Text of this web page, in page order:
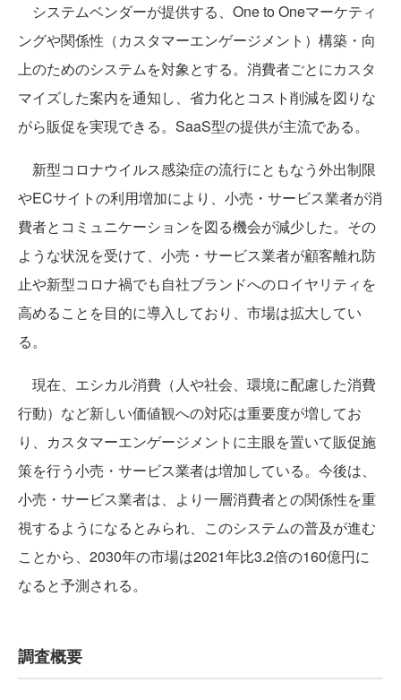
システムベンダーが提供する、One to Oneマーケティ
ングや関係性（カスタマーエンゲージメント）構築・向
上のためのシステムを対象とする。消費者ごとにカスタ
マイズした案内を通知し、省力化とコスト削減を図りな
がら販促を実現できる。SaaS型の提供が主流である。
新型コロナウイルス感染症の流行にともなう外出制限
やECサイトの利用増加により、小売・サービス業者が消
費者とコミュニケーションを図る機会が減少した。その
ような状況を受けて、小売・サービス業者が顧客離れ防
止や新型コロナ禍でも自社ブランドへのロイヤリティを
高めることを目的に導入しており、市場は拡大してい
る。
現在、エシカル消費（人や社会、環境に配慮した消費
行動）など新しい価値観への対応は重要度が増してお
り、カスタマーエンゲージメントに主眼を置いて販促施
策を行う小売・サービス業者は増加している。今後は、
小売・サービス業者は、より一層消費者との関係性を重
視するようになるとみられ、このシステムの普及が進む
ことから、2030年の市場は2021年比3.2倍の160億円に
なると予測される。
調査概要